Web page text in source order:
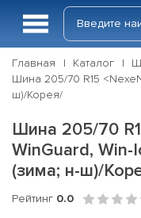
Главная Каталог
Шина 205/70 R15
ш)/Корея/
Шина 205/70
WinGuard, Win-
(зима; н-ш)/
Рейтинг 0.0